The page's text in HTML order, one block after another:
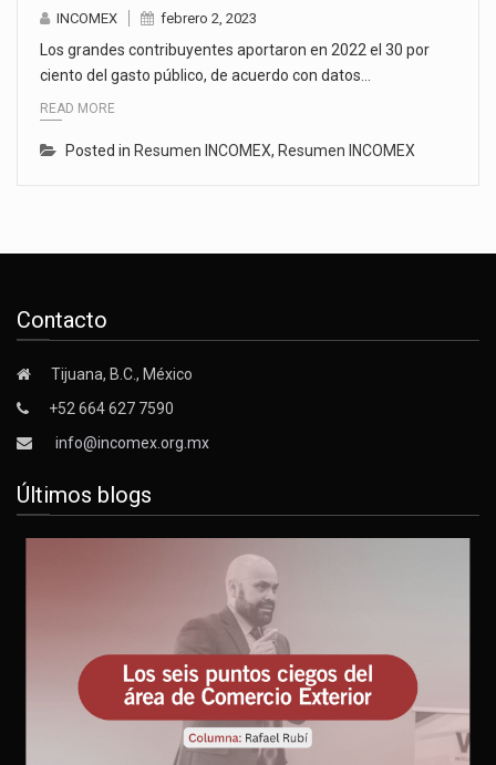
INCOMEX febrero 2, 2023
Los grandes contribuyentes aportaron en 2022 el 30 por
ciento del gasto público, de acuerdo con datos…
READ MORE
Posted in Resumen INCOMEX, Resumen INCOMEX
Contacto
Tijuana, B.C., México
+52 664 627 7590
info@incomex.org.mx
Últimos blogs